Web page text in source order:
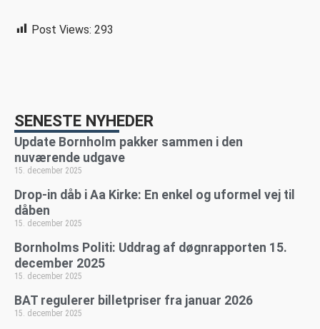
Post Views: 293
SENESTE NYHEDER
Update Bornholm pakker sammen i den
nuværende udgave
15. december 2025
Drop-in dåb i Aa Kirke: En enkel og uformel vej til
dåben
15. december 2025
Bornholms Politi: Uddrag af døgnrapporten 15.
december 2025
15. december 2025
BAT regulerer billetpriser fra januar 2026
15. december 2025